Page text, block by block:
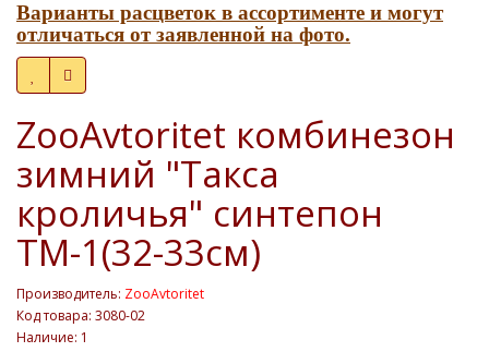
Варианты расцветок в ассортименте и могут
отличаться от заявленной на фото.
ZooAvtoritet комбинезон
зимний "Такса
кроличья" синтепон
ТМ-1(32-33см)
Производитель: ZooAvtoritet
Код товара: 3080-02
Наличие: 1